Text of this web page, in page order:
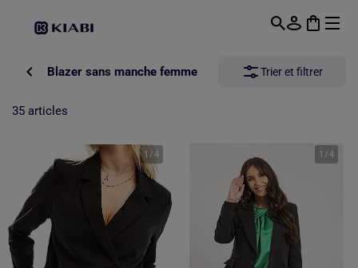
Blazer sans manche femme Trier et filtrer
35 articles
1 /4 1 /4